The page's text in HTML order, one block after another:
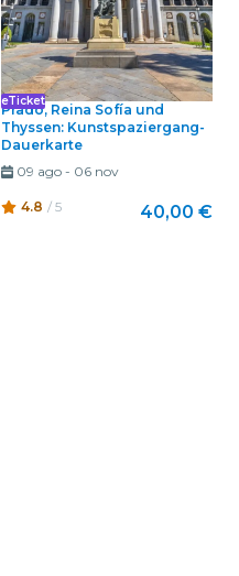
eTicket
Prado, Reina Sofía und
Thyssen: Kunstspaziergang-
Dauerkarte
09 ago- 06 nov
4.8 / 5 40,00 €